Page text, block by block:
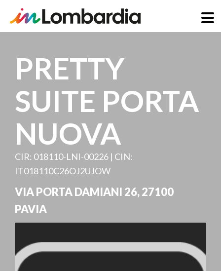
contentPRETTY
SUITE PORTA
NUOVA
CIR: 018110-LNI-00226 | CIN:
IT018110C26OJ2UJOW
VIA PORTA DAMIANI 26,27100
PAVIA